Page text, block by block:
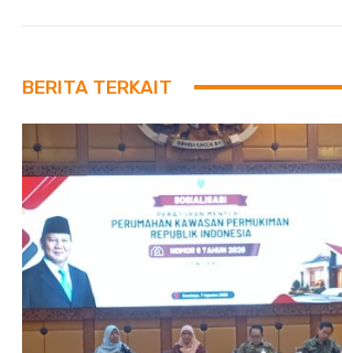
BERITA TERKAIT